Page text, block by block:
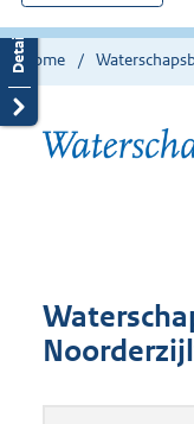
hier:
Home